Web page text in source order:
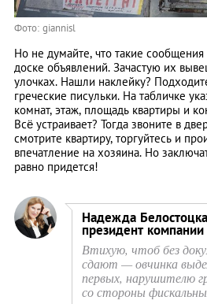
Фото: giannisl
Но не думайте, что такие
доске объявлений. Зачастую их
улочках. Нашли наклейку?
греческие писульки. На табличке
комнат, этаж, площадь квартиры и
Всё устраивает? Тогда звоните в
смотрите квартиру, торгуйтесь и
впечатление на хозяина. Но
равно придется!
Надежда
президент
Втихую, чтоб без
сдают — овчинка
первых, нарушителю
со стороны